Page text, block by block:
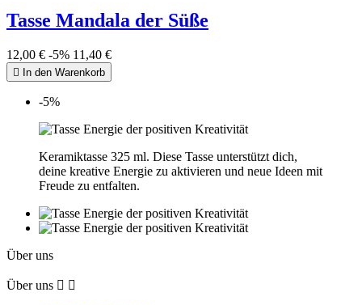
Tasse Mandala der Süße
12,00 € -5% 11,40 €
 In den Warenkorb
-5%
Keramiktasse 325 ml. Diese Tasse unterstützt dich,
deine kreative Energie zu aktivieren und neue Ideen mit
Freude zu entfalten.
Über uns
Über uns  